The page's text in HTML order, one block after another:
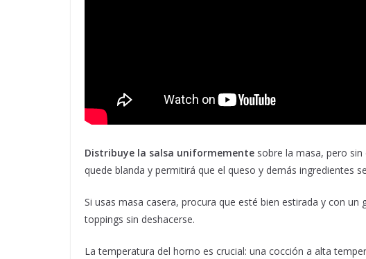
Distribuye la salsa uniformemente sobre la masa, pero
quede blanda y permitirá que el queso y demás ingredientes
Si usas masa casera, procura que esté bien estirada y con
toppings sin deshacerse.
La temperatura del horno es crucial: una cocción a alta